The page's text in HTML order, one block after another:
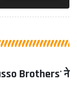
Brothers' ने